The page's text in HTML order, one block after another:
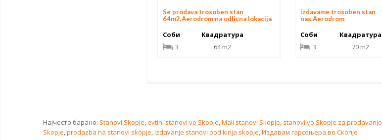
Se prodava trosoben stan
64m2,Aerodrom na odlicna lokacija
Соби
3
Квадратура
64 m2
izdavame trosoben stan
nas.Aerodrom
Соби
3
Квадратура
70 m2
Најчесто барано: Stanovi Skopje evtini stanovi vo Skopje Mali stanovi Skopje stanovi vo Skopje za prodavanje
Skopje prodazba na stanovi skopje Izdavanje stanovi pod kirija skopje Издавам гарсоњера во Скопје